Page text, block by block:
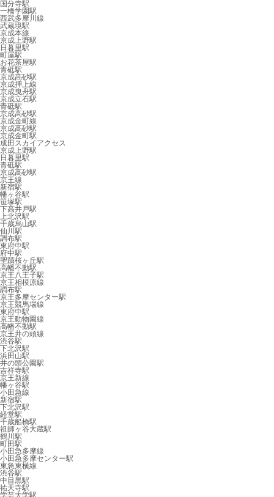
国分寺駅
一橋学園駅
西武多摩川線
武蔵境駅
京成本線
京成上野駅
日暮里駅
町屋駅
お花茶屋駅
青砥駅
京成高砂駅
京成押上線
京成曳舟駅
京成立石駅
青砥駅
京成高砂駅
京成金町線
京成高砂駅
京成金町駅
成田スカイアクセス
京成上野駅
日暮里駅
青砥駅
京成高砂駅
京王線
新宿駅
幡ヶ谷駅
笹塚駅
下高井戸駅
上北沢駅
千歳烏山駅
仙川駅
調布駅
東府中駅
府中駅
聖蹟桜ヶ丘駅
高幡不動駅
京王八王子駅
京王相模原線
調布駅
京王多摩センター駅
京王競馬場線
東府中駅
京王動物園線
高幡不動駅
京王井の頭線
渋谷駅
下北沢駅
浜田山駅
井の頭公園駅
吉祥寺駅
京王新線
幡ヶ谷駅
小田急線
新宿駅
下北沢駅
経堂駅
千歳船橋駅
祖師ヶ谷大蔵駅
鶴川駅
町田駅
小田急多摩線
小田急多摩センター駅
東急東横線
渋谷駅
中目黒駅
祐天寺駅
学芸大学駅